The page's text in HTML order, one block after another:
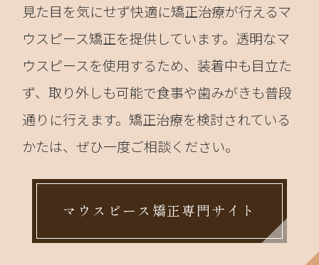
見た目を気にせず快適に矯正治療が行えるマ
ウスピース矯正を提供しています。透明なマ
ウスピースを使用するため、装着中も目立た
ず、取り外しも可能で食事や歯みがきも普段
通りに行えます。矯正治療を検討されている
かたは、ぜひ一度ご相談ください。
マウスピース矯正専門サイト